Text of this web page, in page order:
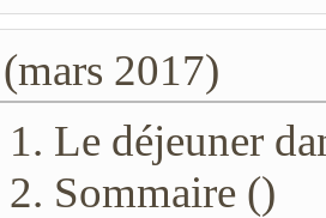
(mars 2017)
1. Le déjeuner
2. Sommaire ()